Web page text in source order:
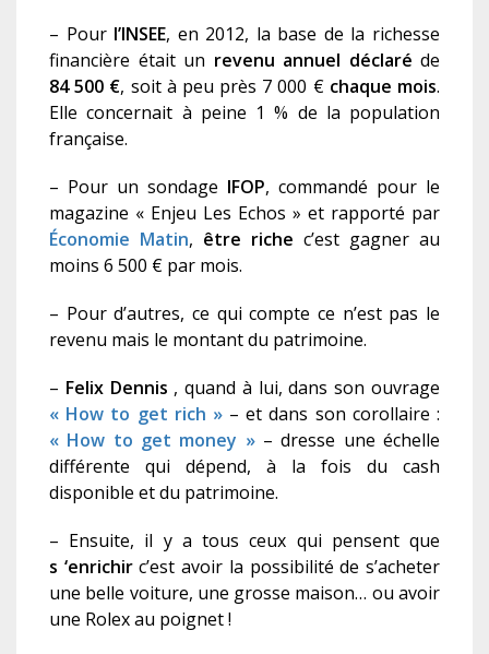
– Pour l’INSEE, en 2012, la base de la richesse
financière était un revenu annuel déclaré de
84 500 €, soit à peu près 7 000 € chaque mois.
Elle concernait à peine 1 % de la population
française.
– Pour un sondage IFOP, commandé pour le
magazine « Enjeu Les Echos » et rapporté par
Économie Matin, être riche c’est gagner au
moins 6 500 € par mois.
– Pour d’autres, ce qui compte ce n’est pas le
revenu mais le montant du patrimoine.
– Felix Dennis , quand à lui, dans son ouvrage
« How to get rich »– et dans son corollaire :
« How to get money »– dresse une échelle
différente qui dépend, à la fois du cash
disponible et du patrimoine.
– Ensuite, il y a tous ceux qui pensent que
s ‘enrichirc’est avoir la possibilité de s’acheter
une belle voiture, une grosse maison… ou avoir
une Rolex au poignet !